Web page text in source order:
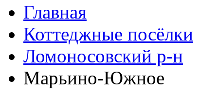
Главная
Коттеджные посёлки
Ломоносовский р-н
Марьино-Южное